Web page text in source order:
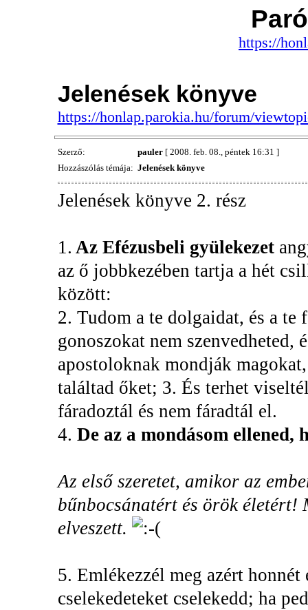
https://
Jelenések könyve
https://honlap.parokia.hu/forum/
Szerző: pauler[ 2008. feb. 08., péntek 16:31 ]
Hozzászólás témája: Jelenések könyve
Jelenések könyve 2. rész
1. Az Efézusbeli gyülekezet
az ő jobbkezében tartja a hét
között:
2. Tudom a te dolgaidat, és a te
gonoszokat nem szenvedheted,
apostoloknak mondják
találtad őket; 3. És terhet
fáradoztál és nem fáradtál el.
4. De az a mondásom ellened,
Az első szeretet, amikor az
bűnbocsánatért és örök életért!
elveszett.
5. Emlékezzél meg azért
cselekedeteket cselekedd; ha